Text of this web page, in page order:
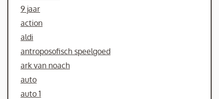
9 jaar
action
aldi
antroposofisch speelgoed
ark van noach
auto
auto 1